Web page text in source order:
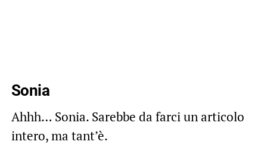
Sonia
Ahhh… Sonia. Sarebbe da farci un articolo
intero, ma tant’è.